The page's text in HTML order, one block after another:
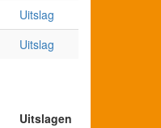
Uitslag
Uitslag
Uitslagen